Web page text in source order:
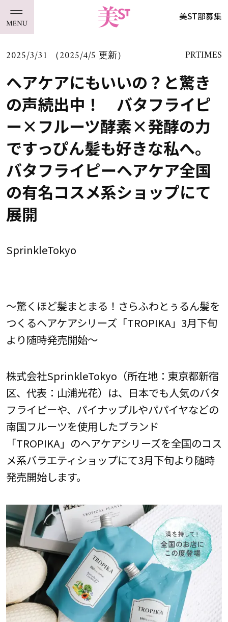
美ST部募集
2025/3/31 （2025/4/5 更新） PRTIMES
ヘアケアにもいいの？と驚き
の声続出中！ バタフライピ
ー×フルーツ酵素×発酵の力
ですっぴん髪も好きな私へ。
バタフライピーヘアケア全国
の有名コスメ系ショップにて
展開
SprinkleTokyo
～驚くほど髪まとまる！さらふわとぅるん髪を
つくるヘアケアシリーズ「TROPIKA」3月下旬
より随時発売開始～
株式会社SprinkleTokyo（所在地：東京都新宿
区、代表：山浦光花）は、日本でも人気のバタ
フライピーや、パイナップルやパパイヤなどの
南国フルーツを使用したブランド
「TROPIKA」のヘアケアシリーズを全国のコス
メ系バラエティショップにて3月下旬より随時
発売開始します。